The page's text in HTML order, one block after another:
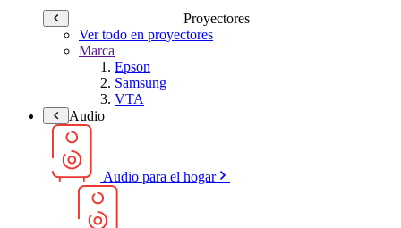
Proyectores
Ver todo en proyectores
Marca
Epson
Samsung
VTA
Audio
Audio para el hogar